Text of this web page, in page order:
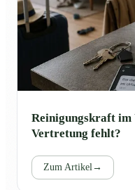
Reinigungskraft im
Vertretung fehlt?
Zum Artikel→